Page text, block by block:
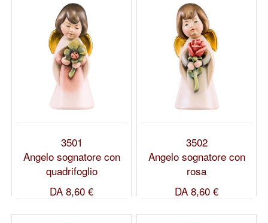
3501
Angelo sognatore con
quadrifoglio
DA 8,60 €
3502
Angelo sognatore con
rosa
DA 8,60 €